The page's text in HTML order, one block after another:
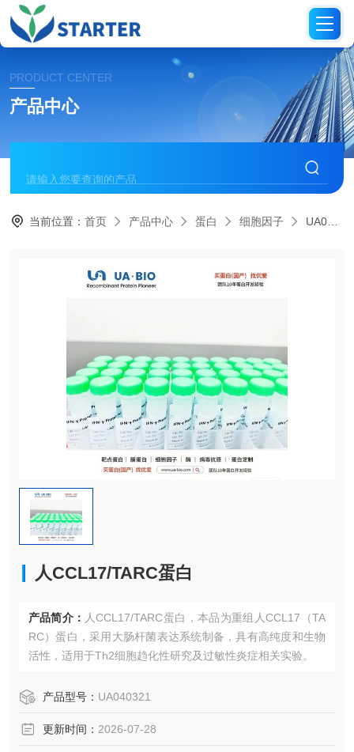
PRODUCT CENTER
产品中心
当前位置：首页 产品中心 蛋白 细胞因子 UA040321人CCL17/TARC蛋白
人CCL17/TARC蛋白
产品简介： 人CCL17/TARC蛋白，本品为重组人CCL17（TA
RC）蛋白，采用大肠杆菌表达系统制备，具有高纯度和生物
活性，适用于Th2细胞趋化性研究及过敏性炎症相关实验。
产品型号： UA040321
更新时间： 2026-07-28